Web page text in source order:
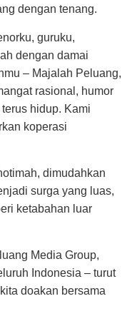
dengan tenang.
guruku,
dengan damai
– Majalah Peluang,
rasional, humor
hidup. Kami
koperasi
dimudahkan
surga yang luas,
ketabahan luar
Media Group,
Indonesia – turut
doakan bersama